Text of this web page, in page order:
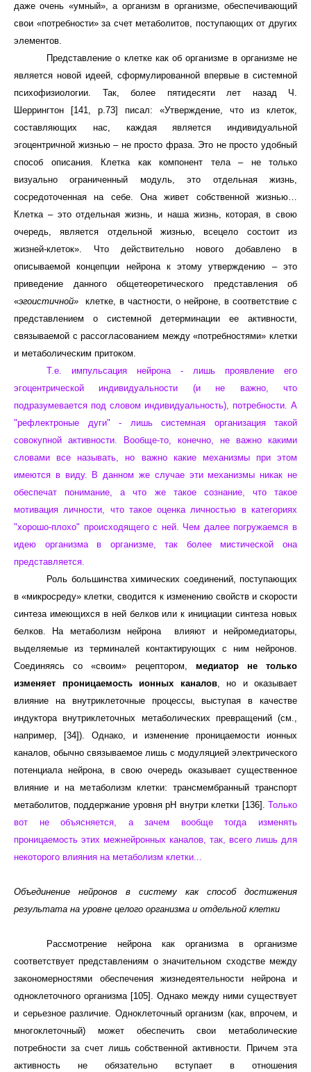
даже очень «умный», а организм в организме, обеспечивающий
свои «потребности» за счет метаболитов, поступающих от других
элементов.
Представление о клетке как об организме в организме не
является новой идеей, сформулированной впервые в системной
психофизиологии. Так, более пятидесяти лет назад Ч.
Шеррингтон [141, p.73] писал: «Утверждение, что из клеток,
составляющих нас, каждая является индивидуальной
эгоцентричной жизнью – не просто фраза. Это не просто удобный
способ описания. Клетка как компонент тела – не только
визуально ограниченный модуль, это отдельная жизнь,
сосредоточенная на себе. Она живет собственной жизнью…
Клетка – это отдельная жизнь, и наша жизнь, которая, в свою
очередь, является отдельной жизнью, всецело состоит из
жизней-клеток». Что действительно нового добавлено в
описываемой концепции нейрона к этому утверждению – это
приведение данного общетеоретического представления об
«эгоистичной»
клетке, в частности, о нейроне, в соответствие с
представлением о системной детерминации ее активности,
связываемой с рассогласованием между «потребностями» клетки
и метаболическим притоком.
Т.е. импульсация нейрона - лишь проявление его
эгоцентрической индивидуальности (и не важно, что
подразумевается под словом индивидуальность), потребности. А
"рефлектроные дуги" - лишь системная организация такой
совокупной активности. Вообще-то, конечно, не важно какими
словами все называть, но важно какие механизмы при этом
имеются в виду. В данном же случае эти механизмы никак не
обеспечат понимание, а что же такое сознание, что такое
мотивация личности, что такое оценка личностью в категориях
"хорошо-плохо" происходящего с ней. Чем далее погружаемся в
идею организма в организме, так более мистической она
представляется.
Роль большинства химических соединений, поступающих
в «микросреду» клетки, сводится к изменению свойств и скорости
синтеза имеющихся в ней белков или к инициации синтеза новых
белков. На метаболизм нейрона влияют и нейромедиаторы,
выделяемые из терминалей контактирующих с ним нейронов.
Соединяясь со «своим» рецептором, медиатор не только
изменяет проницаемость ионных каналов, но и оказывает
влияние на внутриклеточные процессы, выступая в качестве
индуктора внутриклеточных метаболических превращений (см.,
например, [34]). Однако, и изменение проницаемости ионных
каналов, обычно связываемое лишь с модуляцией электрического
потенциала нейрона, в свою очередь оказывает существенное
влияние и на метаболизм клетки: трансмембранный транспорт
метаболитов, поддержание уровня pH внутри клетки [136]. Только
вот не объясняется, а зачем вообще тогда изменять
проницаемость этих межнейронных каналов, так, всего лишь для
некоторого влияния на метаболизм клетки...
Объединение нейронов в систему как способ достижения
результата на уровне целого организма и отдельной клетки
Рассмотрение нейрона как организма в организме
соответствует представлениям о значительном сходстве между
закономерностями обеспечения жизнедеятельности нейрона и
одноклеточного организма [105]. Однако между ними существует
и серьезное различие. Одноклеточный организм (как, впрочем, и
многоклеточный) может обеспечить свои метаболические
потребности за счет лишь собственной активности. Причем эта
активность не обязательно вступает в отношения